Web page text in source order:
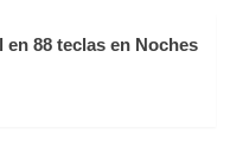
88 teclas en Noches